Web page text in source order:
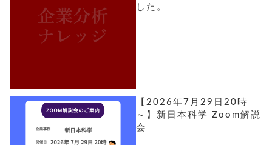
した。
【2026年7月29日20時
～】新日本科学 Zoom解説
会